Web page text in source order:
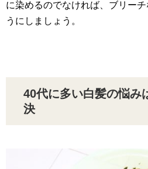
に染めるのでなければ、ブリー
うにしましょう。
40代に多い白髪の悩み
決